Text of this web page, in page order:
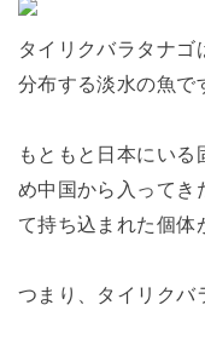
タイリクバラタナゴ
分布する淡水の魚で
もともと日本にい
め中国から入ってき
て持ち込まれた個体
つまり、タイリクバ